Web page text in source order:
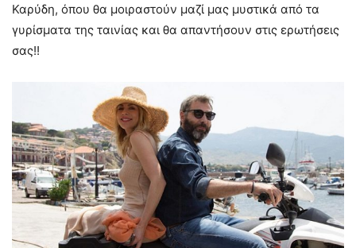
Καρύδη, όπου θα μοιραστούν μαζί μας μυστικά από τα
γυρίσματα της ταινίας και θα απαντήσουν στις ερωτήσεις
σας!!